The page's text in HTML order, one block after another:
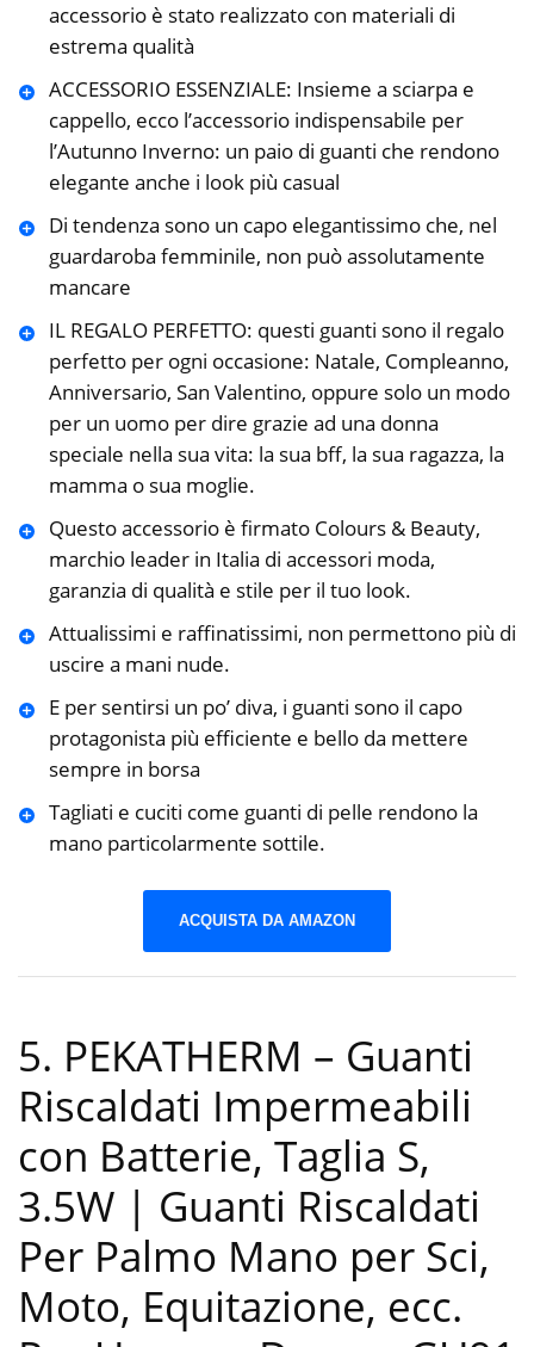
accessorio è stato realizzato con materiali di
estrema qualità
ACCESSORIO ESSENZIALE: Insieme a sciarpa e
cappello, ecco l’accessorio indispensabile per
l’Autunno Inverno: un paio di guanti che rendono
elegante anche i look più casual
Di tendenza sono un capo elegantissimo che, nel
guardaroba femminile, non può assolutamente
mancare
IL REGALO PERFETTO: questi guanti sono il regalo
perfetto per ogni occasione: Natale, Compleanno,
Anniversario, San Valentino, oppure solo un modo
per un uomo per dire grazie ad una donna
speciale nella sua vita: la sua bff, la sua ragazza, la
mamma o sua moglie.
Questo accessorio è firmato Colours & Beauty,
marchio leader in Italia di accessori moda,
garanzia di qualità e stile per il tuo look.
Attualissimi e raffinatissimi, non permettono più di
uscire a mani nude.
E per sentirsi un po’ diva, i guanti sono il capo
protagonista più efficiente e bello da mettere
sempre in borsa
Tagliati e cuciti come guanti di pelle rendono la
mano particolarmente sottile.
ACQUISTA DA AMAZON
5. PEKATHERM – Guanti
Riscaldati Impermeabili
con Batterie, Taglia S,
3.5W | Guanti Riscaldati
Per Palmo Mano per Sci,
Moto, Equitazione, ecc.